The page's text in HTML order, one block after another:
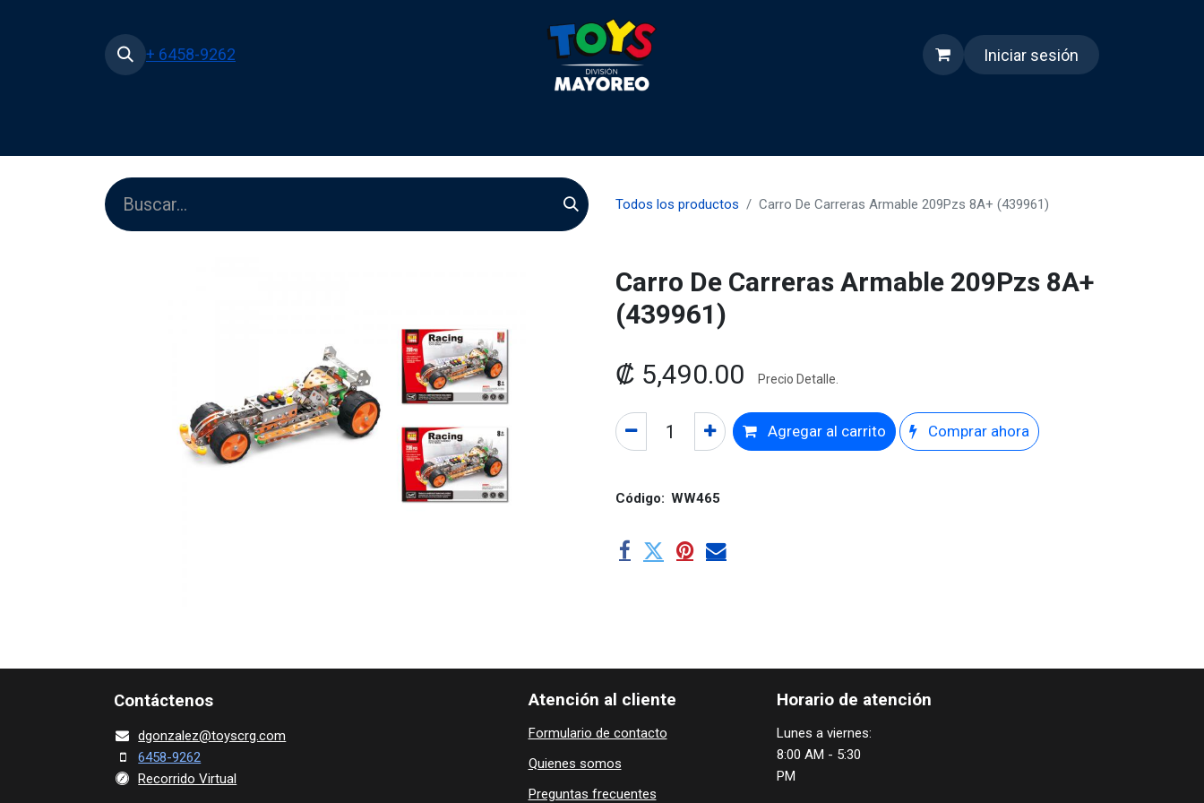
+ 6458-9262 Iniciar sesión
Todos los productos Carro De Carreras Armable 209Pzs 8A+ (439961)
Carro De Carreras Armable 209Pzs 8A+
(439961)
₡ 5,490.00 Precio Detalle.
Agregar al carrito Comprar ahora
Código: WW465
Contácte​nos
dgonza​lez@toy​scrg.c​o​m
6458-9262
Recorrido Virtual
Horario de atención
Lunes a viernes:
8:00 AM - 5:30
PM
Atención al cliente
Formulario de contacto
Quienes ​som​​​os
Preguntas frecuentes